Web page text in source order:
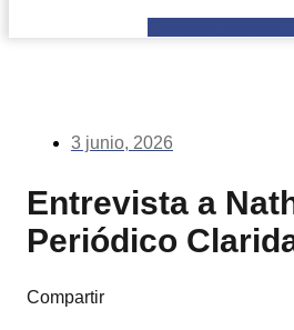
3 junio, 2026
Entrevista a
Periódico
Compartir